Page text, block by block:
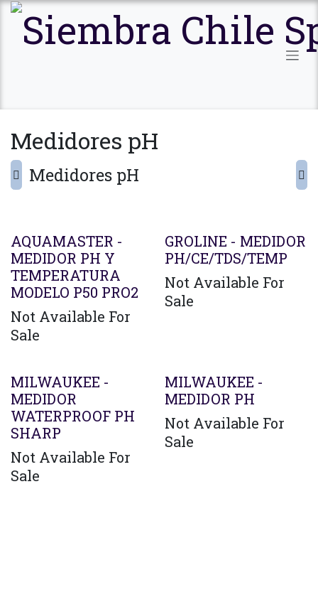
Ir al contenido
Medidores pH
Medidores pH
AQUAMASTER -
MEDIDOR PH Y
TEMPERATURA
MODELO P50 PRO2
Not Available For
Sale
GROLINE - MEDIDOR
PH/CE/TDS/TEMP
Not Available For
Sale
MILWAUKEE -
MEDIDOR
WATERPROOF PH
SHARP
Not Available For
Sale
MILWAUKEE -
MEDIDOR PH
Not Available For
Sale